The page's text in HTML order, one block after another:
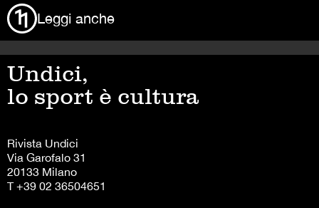
Leggi anche
Undici,
lo sport è cultura
Rivista Undici
Via Garofalo 31
20133 Milano
T +39 02 36504651